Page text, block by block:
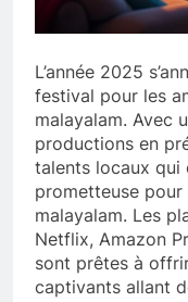
L’année 2025
festival pour les
malayalam. Avec
productions en
talents locaux qui
prometteuse pour
malayalam. Les
Netflix, Amazon
sont prêtes à
captivants allant